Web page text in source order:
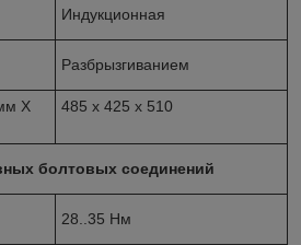
Индукционная
Разбрызгиванием
X
485 х 425 х 510
болтовых соединений
28..35 Нм